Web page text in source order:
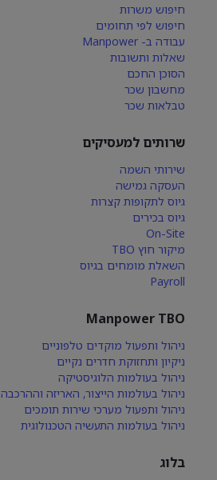
חיפוש משרות
חיפוש לפי תחומים
עבודה ב- Manpower
שאלות ותשובות
הסוכן החכם
מחשבון שכר
טבלאות שכר
שרותים למעסיקים
שירותי השמה
העסקה גמישה
גיוס לתקופות קצרות
גיוס בכירים
On-Site
מיקור חוץ TBO
השאלת מומחים בגיוס
Payroll
Manpower TBO
ניהול ותפעול מוקדים טלפוניים
ניקיון ותחזוקת חדרים נקיים
ניהול בעולמות הלוגיסטיקה
ניהול בעולמות הייצור, האריזה וההרכבה
ניהול ותפעול מערכי שירות תומכים
ניהול בעולמות התעשיה הטכנולוגית
בלוג